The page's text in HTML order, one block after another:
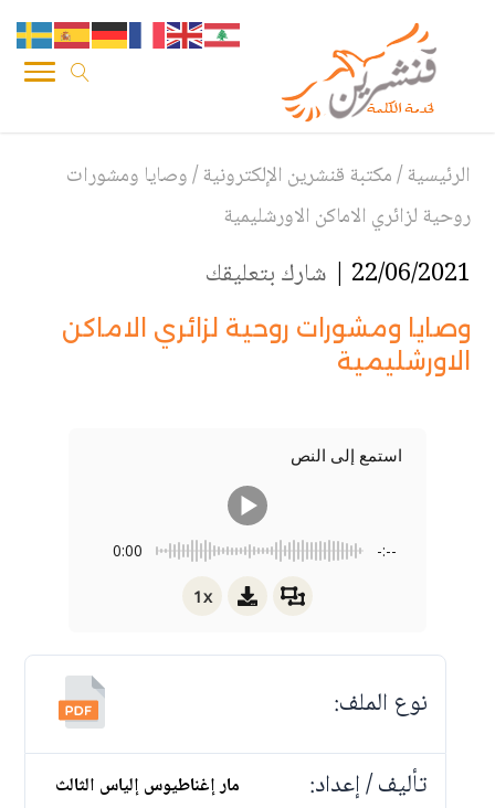
الرئيسية/مكتبة قنشرين الإلكترونية/وصايا ومشورات
روحية لزائري الاماكن الاورشليمية
22/06/2021 | شارك بتعليقك
وصايا ومشورات روحية لزائري الاماكن
الاورشليمية
استمع إلى النص
0:00 -:--
1x
نوع الملف:
تأليف / إعداد:
مار إغناطيوس إلياس الثالث